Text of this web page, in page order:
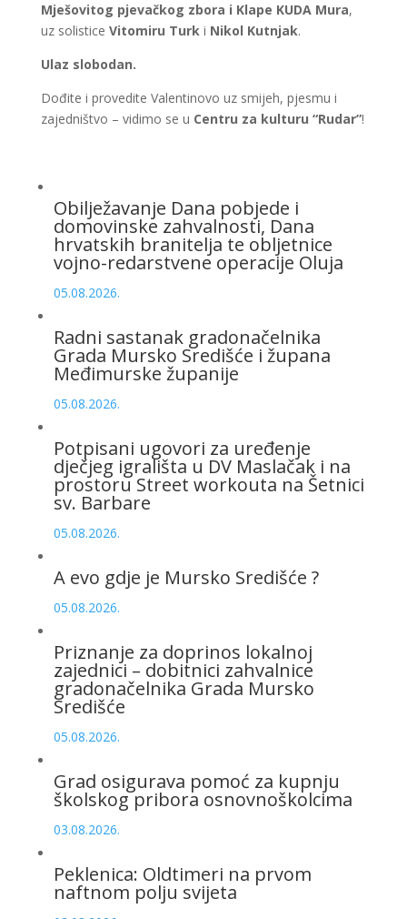
Mješovitog pjevačkog zbora i Klape KUDA Mura,
uz solistice Vitomiru Turki Nikol Kutnjak.
Ulaz slobodan.
Dođite i provedite Valentinovo uz smijeh, pjesmu i
zajedništvo – vidimo se u Centru za kulturu “Rudar”!
Obilježavanje Dana pobjede i
domovinske zahvalnosti, Dana
hrvatskih branitelja te obljetnice
vojno-redarstvene operacije Oluja
05.08.2026.
Radni sastanak gradonačelnika
Grada Mursko Središće i župana
Međimurske županije
05.08.2026.
Potpisani ugovori za uređenje
dječjeg igrališta u DV Maslačak i na
prostoru Street workouta na Šetnici
sv. Barbare
05.08.2026.
A evo gdje je Mursko Središće ?
05.08.2026.
Priznanje za doprinos lokalnoj
zajednici – dobitnici zahvalnice
gradonačelnika Grada Mursko
Središće
05.08.2026.
Grad osigurava pomoć za kupnju
školskog pribora osnovnoškolcima
03.08.2026.
Peklenica: Oldtimeri na prvom
naftnom polju svijeta